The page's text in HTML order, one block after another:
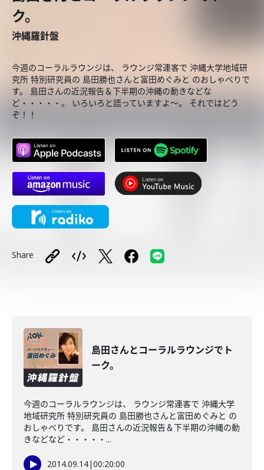
ク。
沖縄羅針盤
今週のコーラルラウンジは、 ラウンジ常連客で 沖縄大学地域研
究所 特別研究員の 島田勝也さんと富田めぐみと のおしゃべりで
す。 島田さんの近況報告＆下半期の沖縄の動きなどな
ど・・・・・。 いろいろと語っていますよ～。 それではどう
ぞ！！
Share
島田さんとコーラルラウンジでト
ーク。
今週のコーラルラウンジは、 ラウンジ常連客で 沖縄大学
地域研究所 特別研究員の 島田勝也さんと富田めぐみと の
おしゃべりです。 島田さんの近況報告＆下半期の沖縄の動
きなどなど・・・・・...
2014.09.14|00:20:00